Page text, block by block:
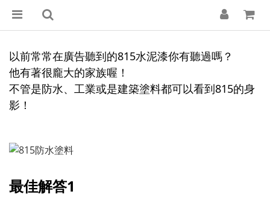
以前常常在廣告聽到的815水泥漆你有聽過嗎？
他有著很龐大的家族喔！
不管是防水、工業或是建築塗料都可以看到815的身
影！
最佳解答1